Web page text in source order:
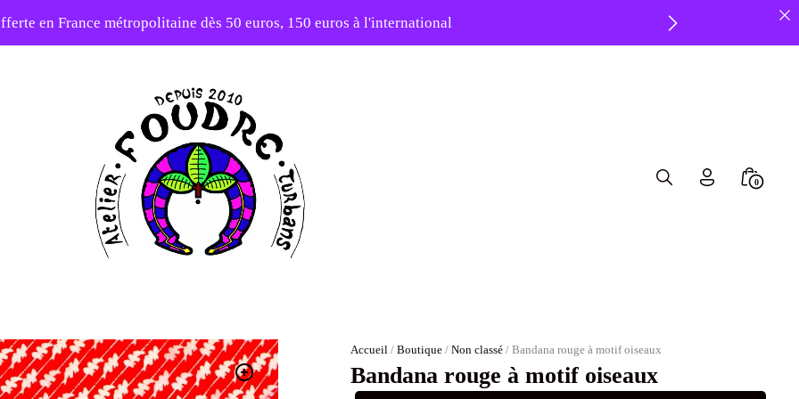
en France métropolitaine dès 50 euros, 150 euros à l'international
-20% sur tout le site avec le code PATIENCE
Search
0
Accueil /Boutique /Non classé / Bandana rouge à motif oiseaux
Bandana rouge à motif oiseaux